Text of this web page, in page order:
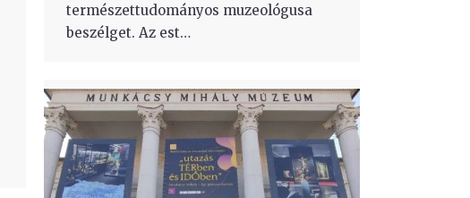
természettudományos muzeológusa
beszélget. Az est…